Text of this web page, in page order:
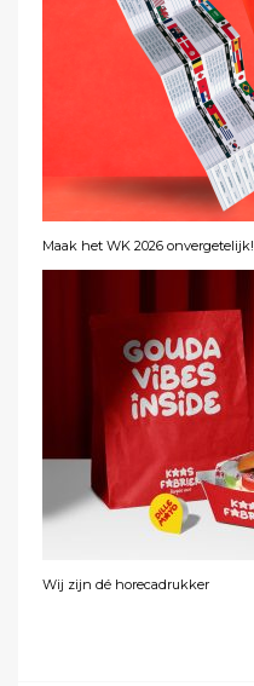
Maak het WK 2026 onvergetelijk!
Wij zijn dé horecadrukker